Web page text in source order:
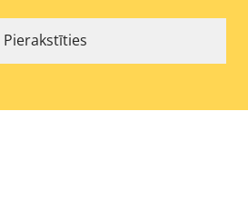
Pierakstīties